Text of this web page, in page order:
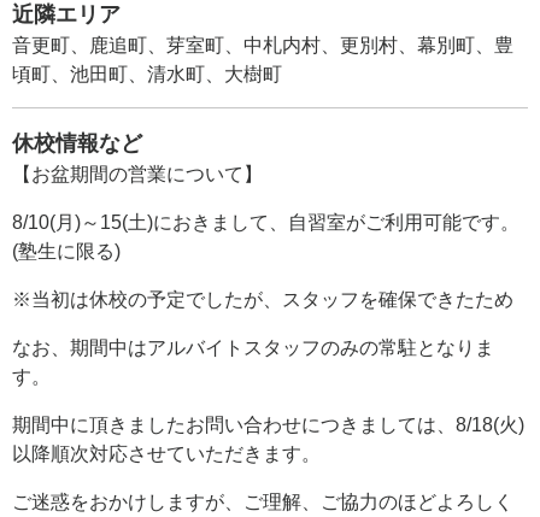
近隣エリア
音更町、鹿追町、芽室町、中札内村、更別村、幕別町、豊
頃町、池田町、清水町、大樹町
休校情報など
【お盆期間の営業について】
8/10(月)～15(土)におきまして、自習室がご利用可能です。
(塾生に限る)
※当初は休校の予定でしたが、スタッフを確保できたため
なお、期間中はアルバイトスタッフのみの常駐となりま
す。
期間中に頂きましたお問い合わせにつきましては、8/18(火)
以降順次対応させていただきます。
ご迷惑をおかけしますが、ご理解、ご協力のほどよろしく